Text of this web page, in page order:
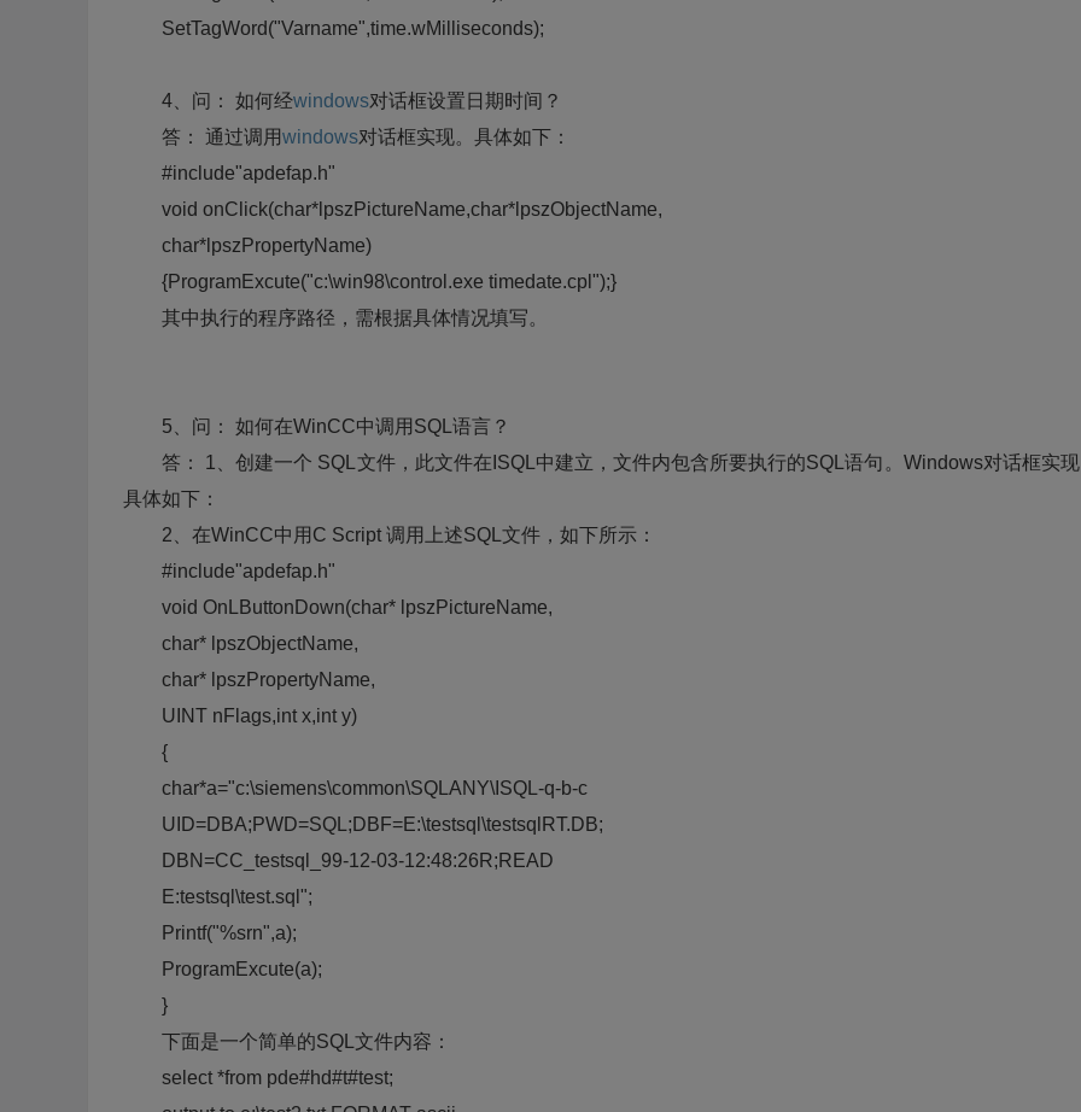
SetTagWord("Varname",time.wMilliseconds);
4、问： 如何经windows对话框设置日期时间？
答： 通过调用windows对话框实现。具体如下：
#include"apdefap.h"
void onClick(char*lpszPictureName,char*lpszObjectName,
char*lpszPropertyName)
{ProgramExcute("c:\win98\control.exe timedate.cpl");}
其中执行的程序路径，需根据具体情况填写。
5、问： 如何在WinCC中调用SQL语言？
答： 1、创建一个 SQL文件，此文件在ISQL中建立，文件内包含所要执行的SQL语句。Windows对话框实
具体如下：
2、在WinCC中用C Script 调用上述SQL文件，如下所示：
#include"apdefap.h"
void OnLButtonDown(char* lpszPictureName,
char* lpszObjectName,
char* lpszPropertyName,
UINT nFlags,int x,int y)
{
char*a="c:\siemens\common\SQLANY\ISQL-q-b-c
UID=DBA;PWD=SQL;DBF=E:\testsql\testsqlRT.DB;
DBN=CC_testsql_99-12-03-12:48:26R;READ
E:testsql\test.sql";
Printf("%srn",a);
ProgramExcute(a);
}
下面是一个简单的SQL文件内容：
select *from pde#hd#t#test;